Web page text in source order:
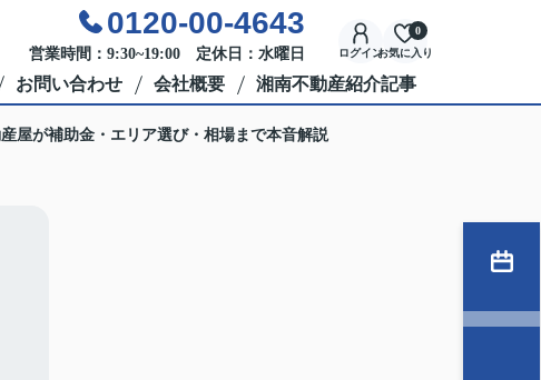
0120-00-4643
営業時間：9:30~19:00 定休日：水曜日 ログインお気に入り
0
お問い合わせ 会社概要 湘南不動産紹介記事
屋が補助金・エリア選び・相場まで本音解説